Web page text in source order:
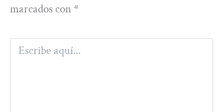
marcados con *
Escribe
aquí...